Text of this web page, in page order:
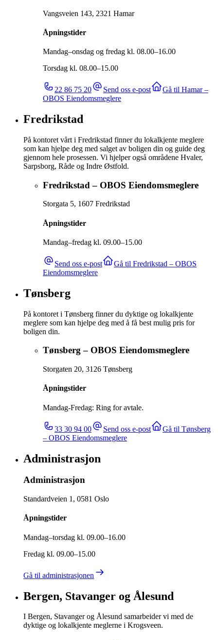
Vangsveien 143, 2321 Hamar
Åpningstider
Mandag–onsdag og fredag kl. 08.00–16.00
Torsdag kl. 08.00–15.00
22 86 75 20 Send oss e-post Gå til Hamar –
OBOS Eiendomsmeglere
Fredrikstad
På kontoret vårt i Fredrikstad finner du lokalkjente meglere
som kan hjelpe deg med salget av boligen din og guide deg
gjennom hele prosessen. Vi hjelper også områdene Hvaler,
Sarpsborg, Råde og Indre Østfold.
Fredrikstad – OBOS Eiendomsmeglere
Storgata 5, 1607 Fredrikstad
Åpningstider
Mandag–fredag kl. 09.00–15.00
Send oss e-post Gå til Fredrikstad – OBOS
Eiendomsmeglere
Tønsberg
På kontoret i Tønsberg finner du dyktige og lokalkjente
meglere som kan hjelpe deg med å få best mulig pris for
boligen din.
Tønsberg – OBOS Eiendomsmeglere
Storgaten 20, 3126 Tønsberg
Åpningstider
Mandag-Fredag: Ring for avtale.
33 30 94 00 Send oss e-post Gå til Tønsberg
– OBOS Eiendomsmeglere
Administrasjon
Administrasjon
Standardveien 1, 0581 Oslo
Åpningstider
Mandag–torsdag kl. 09.00–16.00
Fredag kl. 09.00–15.00
Gå til administrasjonen
Bergen, Stavanger og Ålesund
I Bergen, Stavanger og Ålesund samarbeider vi med de
dyktige og lokalkjente meglerne i Krogsveen.